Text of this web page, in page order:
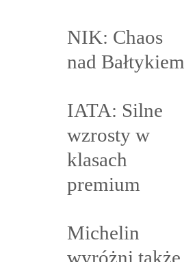
NIK: Chaos
nad Bałtykiem
IATA: Silne
wzrosty w
klasach
premium
Michelin
wyróżni także